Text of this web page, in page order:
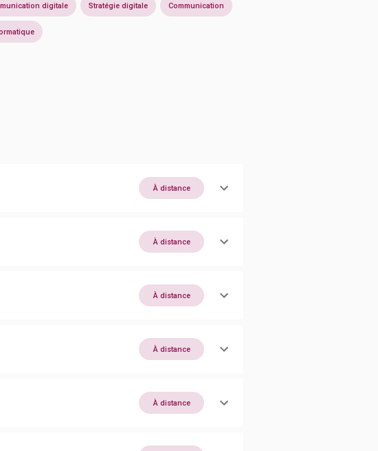
digitale Stratégie digitale Communication
À distance
À distance
À distance
À distance
À distance